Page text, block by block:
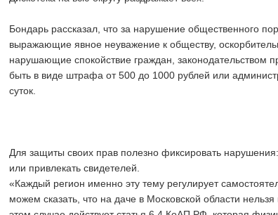
Бондарь рассказал, что за нарушение общественного
выражающие явное неуважение к обществу,
нарушающие спокойствие граждан, законодательством
быть в виде штрафа от 500 до 1000 рублей или
суток.
Для защиты своих прав полезно фиксировать
или привлекать свидетелей.
«Каждый регион именно эту тему регулирует
можем сказать, что на даче в Московской области